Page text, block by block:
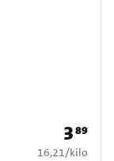
Prijs: €
389
€ 16,21 per kilo
16,21 /kilo